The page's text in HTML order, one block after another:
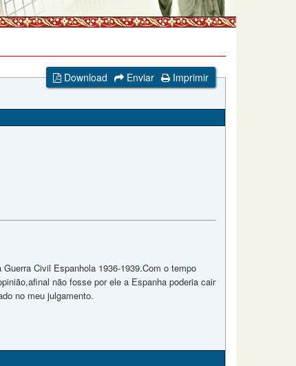
Download Enviar
Imprimir
Civil Espanhola 1936-1939.Com o tempo
não fosse por ele a Espanha poderia cair
no meu julgamento.